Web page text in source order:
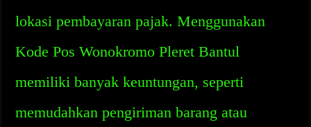
lokasi pembayaran pajak. Menggunakan
Kode Pos Wonokromo Pleret Bantul
memiliki banyak keuntungan, seperti
memudahkan pengiriman barang atau